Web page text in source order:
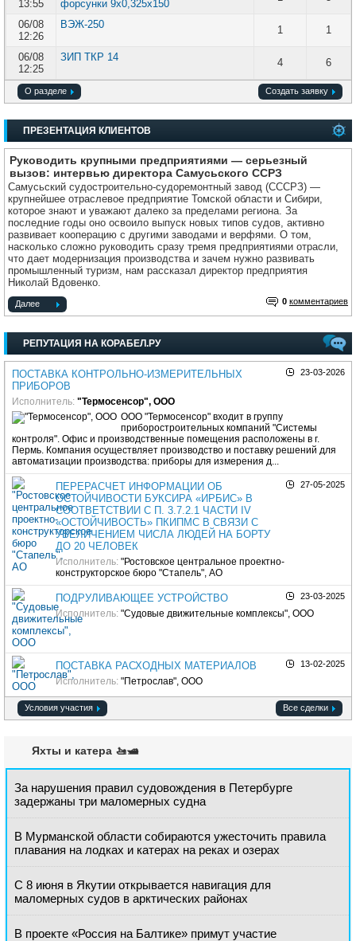
13:55 форсунки 9х0,325х150
06/08
12:26
ВЭЖ-250 1 1
06/08
12:25
ЗИП ТКР 14 4 6
О разделе Создать заявку
ПРЕЗЕНТАЦИЯ КЛИЕНТОВ
Руководить крупными предприятиями — серьезный
вызов: интервью директора Самусьского ССРЗ
Самусьский судостроительно-судоремонтный завод (СССРЗ) —
крупнейшее отраслевое предприятие Томской области и Сибири,
которое знают и уважают далеко за пределами региона. За
последние годы оно освоило выпуск новых типов судов, активно
развивает кооперацию с другими заводами и верфями. О том,
насколько сложно руководить сразу тремя предприятиями отрасли,
что дает модернизация производства и зачем нужно развивать
промышленный туризм, нам рассказал директор предприятия
Николай Вдовенко.
Далее 0 комментариев
РЕПУТАЦИЯ НА КОРАБЕЛ.РУ
ПОСТАВКА КОНТРОЛЬНО-ИЗМЕРИТЕЛЬНЫХ
ПРИБОРОВ
23-03-2026
Исполнитель: "Термосенсор", ООО
ООО "Термосенсор" входит в группу
приборостроительных компаний "Системы
контроля". Офис и производственные помещения расположены в г.
Пермь. Компания осуществляет производство и поставку решений для
автоматизации производства: приборы для измерения д...
ПЕРЕРАСЧЕТ ИНФОРМАЦИИ ОБ
ОСТОЙЧИВОСТИ БУКСИРА «ИРБИС» В
СООТВЕТСТВИИ С П. 3.7.2.1 ЧАСТИ IV
«ОСТОЙЧИВОСТЬ» ПКИПМС В СВЯЗИ С
УВЕЛИЧЕНИЕМ ЧИСЛА ЛЮДЕЙ НА БОРТУ
ДО 20 ЧЕЛОВЕК
27-05-2025
Исполнитель: "Ростовское центральное проектно-
конструкторское бюро "Стапель", АО
ПОДРУЛИВАЮЩЕЕ УСТРОЙСТВО 23-03-2025
Исполнитель: "Судовые движительные комплексы", ООО
ПОСТАВКА РАСХОДНЫХ МАТЕРИАЛОВ 13-02-2025
Исполнитель: "Петрослав", ООО
Условия участия Все сделки
Яхты и катера 🚤🛥️
За нарушения правил судовождения в Петербурге
задержаны три маломерных судна
В Мурманской области собираются ужесточить правила
плавания на лодках и катерах на реках и озерах
С 8 июня в Якутии открывается навигация для
маломерных судов в арктических районах
В проекте «Россия на Балтике» примут участие